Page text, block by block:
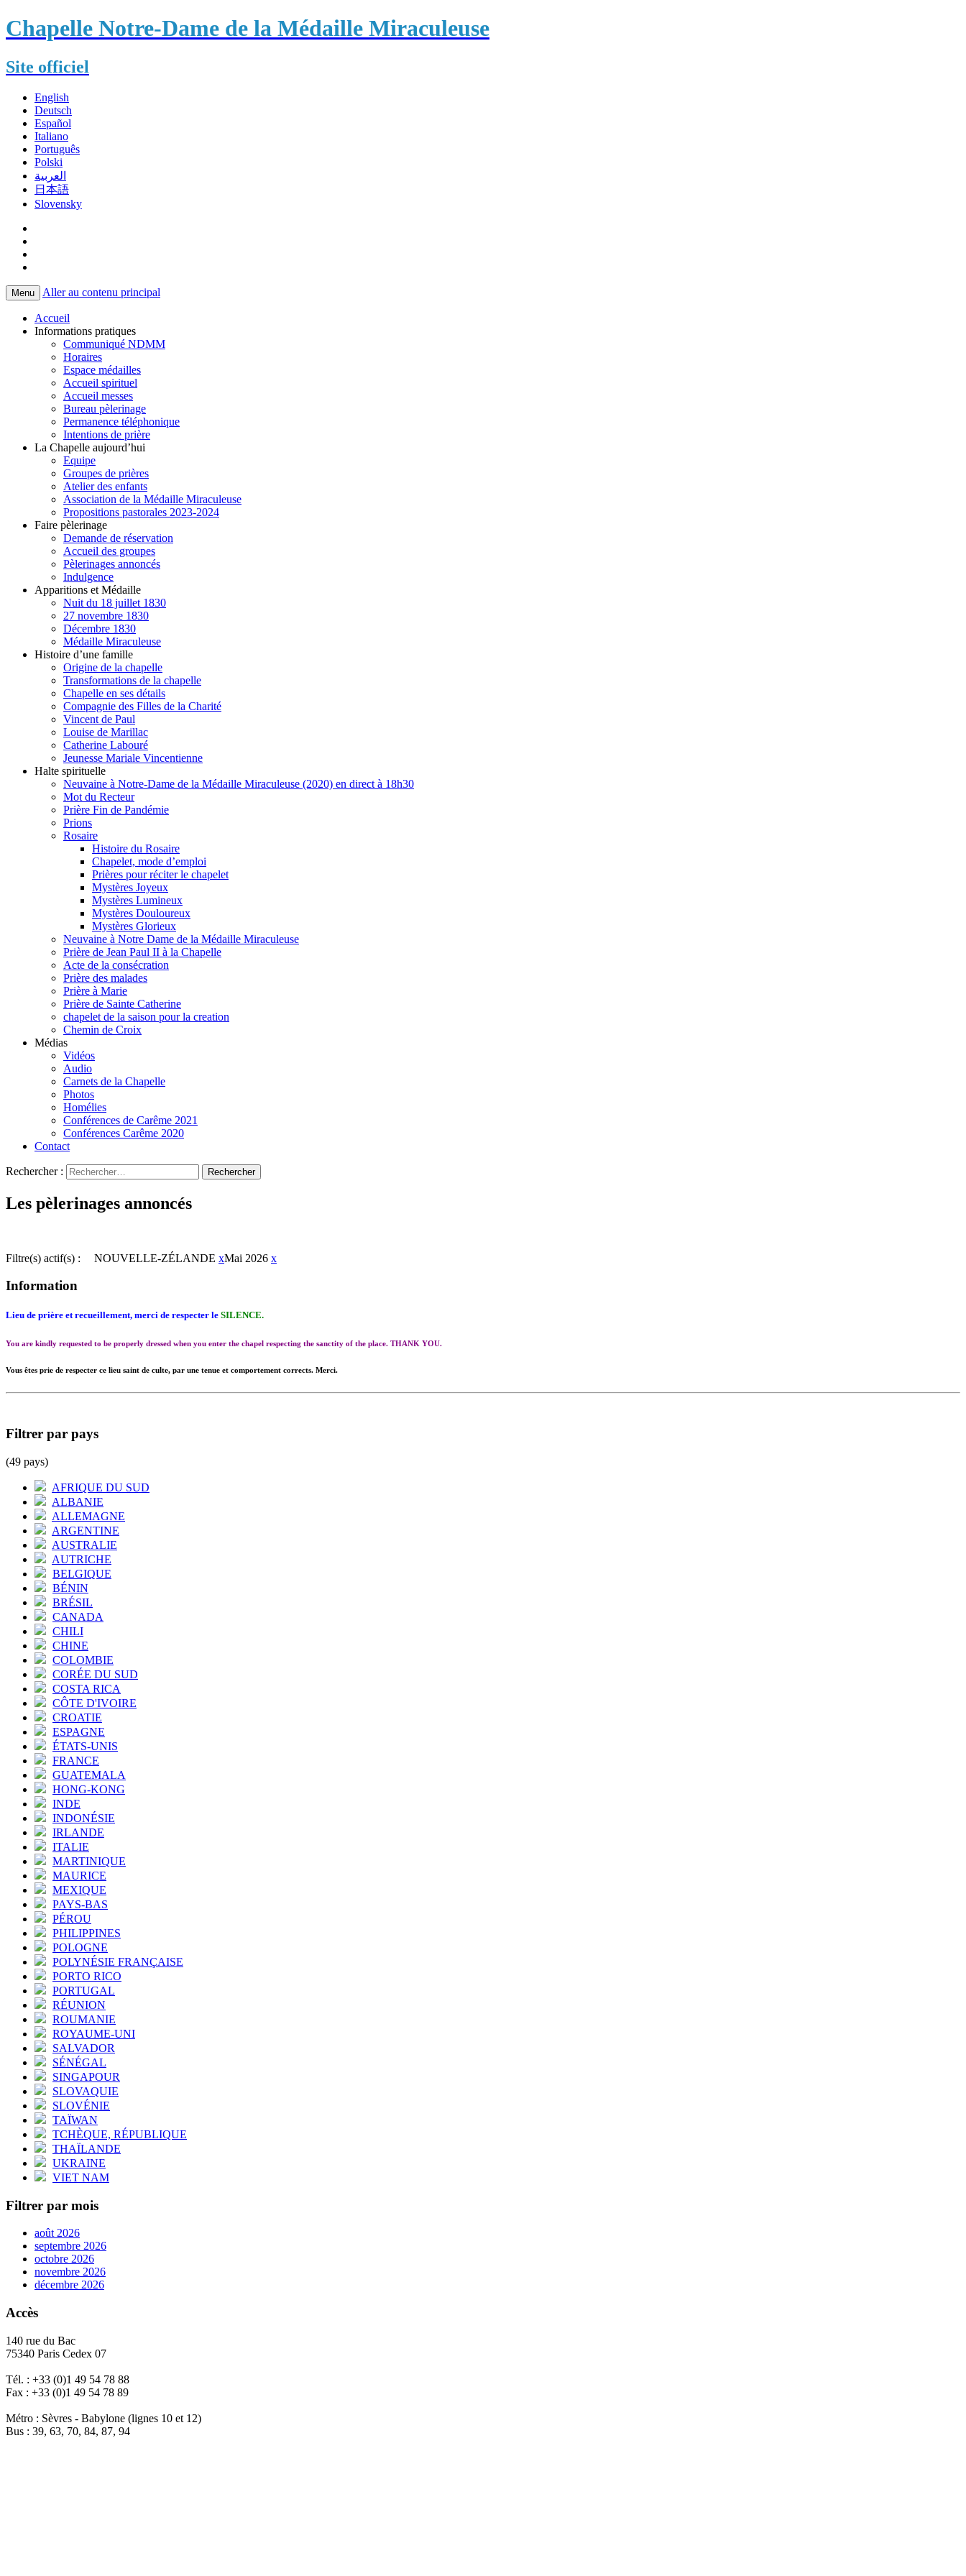
Chapelle Notre-Dame de la Médaille Miraculeuse
Site officiel
English
Deutsch
Español
Italiano
Português
Polski
العربية
日本語
Slovensky
Menu Aller au contenu principal
Accueil
Informations pratiques
Communiqué NDMM
Horaires
Espace médailles
Accueil spirituel
Accueil messes
Bureau pèlerinage
Permanence téléphonique
Intentions de prière
La Chapelle aujourd’hui
Equipe
Groupes de prières
Atelier des enfants
Association de la Médaille Miraculeuse
Propositions pastorales 2023-2024
Faire pèlerinage
Demande de réservation
Accueil des groupes
Pèlerinages annoncés
Indulgence
Apparitions et Médaille
Nuit du 18 juillet 1830
27 novembre 1830
Décembre 1830
Médaille Miraculeuse
Histoire d’une famille
Origine de la chapelle
Transformations de la chapelle
Chapelle en ses détails
Compagnie des Filles de la Charité
Vincent de Paul
Louise de Marillac
Catherine Labouré
Jeunesse Mariale Vincentienne
Halte spirituelle
Neuvaine à Notre-Dame de la Médaille Miraculeuse (2020) en direct à 18h30
Mot du Recteur
Prière Fin de Pandémie
Prions
Rosaire
Histoire du Rosaire
Chapelet, mode d’emploi
Prières pour réciter le chapelet
Mystères Joyeux
Mystères Lumineux
Mystères Douloureux
Mystères Glorieux
Neuvaine à Notre Dame de la Médaille Miraculeuse
Prière de Jean Paul II à la Chapelle
Acte de la consécration
Prière des malades
Prière à Marie
Prière de Sainte Catherine
chapelet de la saison pour la creation
Chemin de Croix
Médias
Vidéos
Audio
Carnets de la Chapelle
Photos
Homélies
Conférences de Carême 2021
Conférences Carême 2020
Contact
Rechercher :
Les pèlerinages annoncés
Filtre(s) actif(s) : NOUVELLE-ZÉLANDE xMai 2026 x
Information
Lieu de prière et recueillement, merci de respecter le SILENCE.
You are kindly requested to be properly dressed when you enter the chapel respecting the sanctity of the place. THANK YOU.
Vous êtes prie de respecter ce lieu saint de culte, par une tenue et comportement corrects. Merci.
Filtrer par pays
(49 pays)
AFRIQUE DU SUD
ALBANIE
ALLEMAGNE
ARGENTINE
AUSTRALIE
AUTRICHE
BELGIQUE
BÉNIN
BRÉSIL
CANADA
CHILI
CHINE
COLOMBIE
CORÉE DU SUD
COSTA RICA
CÔTE D'IVOIRE
CROATIE
ESPAGNE
ÉTATS-UNIS
FRANCE
GUATEMALA
HONG-KONG
INDE
INDONÉSIE
IRLANDE
ITALIE
MARTINIQUE
MAURICE
MEXIQUE
PAYS-BAS
PÉROU
PHILIPPINES
POLOGNE
POLYNÉSIE FRANÇAISE
PORTO RICO
PORTUGAL
RÉUNION
ROUMANIE
ROYAUME-UNI
SALVADOR
SÉNÉGAL
SINGAPOUR
SLOVAQUIE
SLOVÉNIE
TAÏWAN
TCHÈQUE, RÉPUBLIQUE
THAÏLANDE
UKRAINE
VIET NAM
Filtrer par mois
août 2026
septembre 2026
octobre 2026
novembre 2026
décembre 2026
Accès
140 rue du Bac
75340 Paris Cedex 07
Tél. : +33 (0)1 49 54 78 88
Fax : +33 (0)1 49 54 78 89
Métro : Sèvres - Babylone (lignes 10 et 12)
Bus : 39, 63, 70, 84, 87, 94